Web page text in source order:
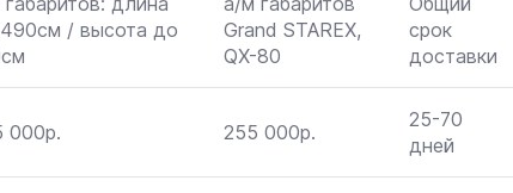
/ высота до
Grand STAREX,
QX-80
срок
доставки
000р. 255 000р.
25-70
дней